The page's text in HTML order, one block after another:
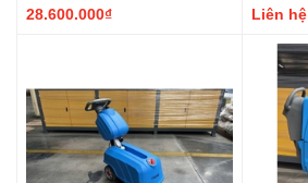
28.600.000₫
Liên hệ